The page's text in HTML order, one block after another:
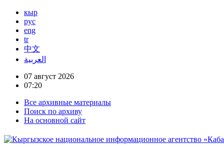
кыр
рус
eng
tr
中文
العربية
07 август 2026
07:20
Все архивные материалы
Поиск по архиву
На основной сайт